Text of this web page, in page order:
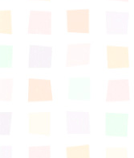
メールマガジ
はぐくむ
みんなの知恵